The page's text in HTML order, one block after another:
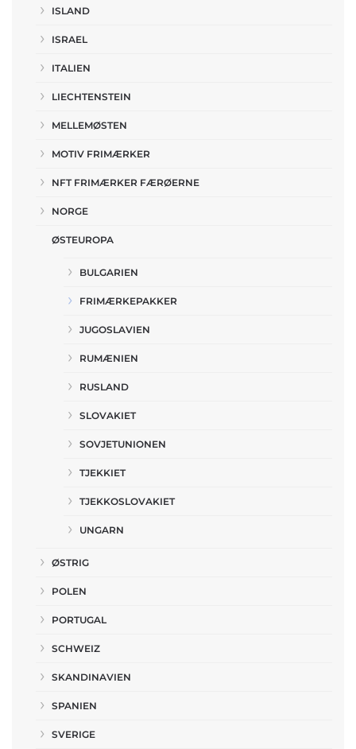
ISLAND
ISRAEL
ITALIEN
LIECHTENSTEIN
MELLEMØSTEN
MOTIV FRIMÆRKER
NFT FRIMÆRKER FÆRØERNE
NORGE
ØSTEUROPA
BULGARIEN
FRIMÆRKEPAKKER
JUGOSLAVIEN
RUMÆNIEN
RUSLAND
SLOVAKIET
SOVJETUNIONEN
TJEKKIET
TJEKKOSLOVAKIET
UNGARN
ØSTRIG
POLEN
PORTUGAL
SCHWEIZ
SKANDINAVIEN
SPANIEN
SVERIGE